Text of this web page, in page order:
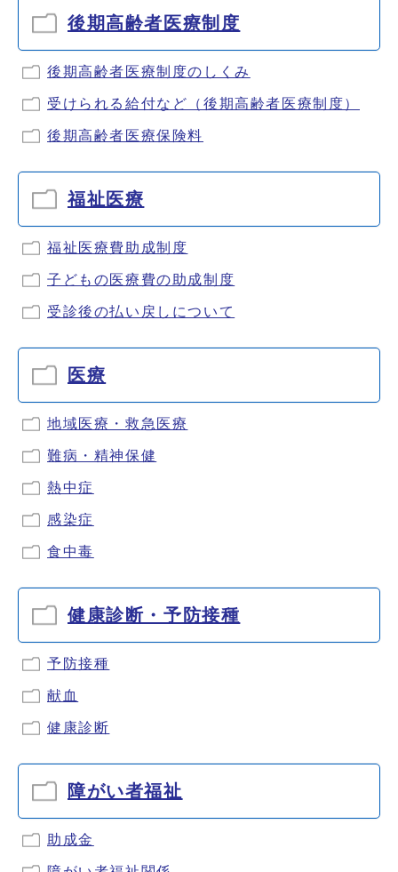
後期高齢者医療制度
後期高齢者医療制度のしくみ
受けられる給付など（後期高齢者医療制度）
後期高齢者医療保険料
福祉医療
福祉医療費助成制度
子どもの医療費の助成制度
受診後の払い戻しについて
医療
地域医療・救急医療
難病・精神保健
熱中症
感染症
食中毒
健康診断・予防接種
予防接種
献血
健康診断
障がい者福祉
助成金